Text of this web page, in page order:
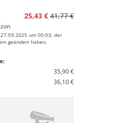
25,43 € 41,77 €
um 00:03; der
geändert haben.
35,90 €
36,10 €